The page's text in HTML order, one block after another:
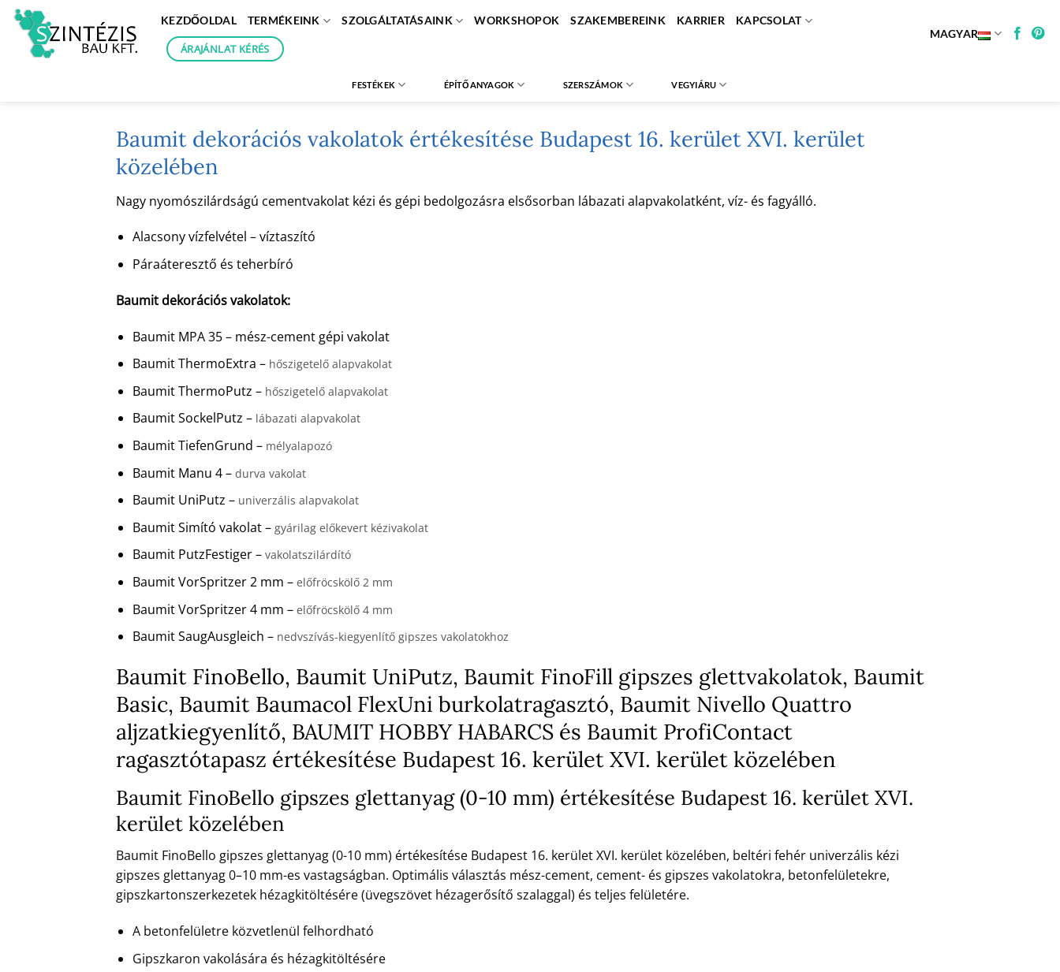
Skip
content
KEZDŐOLDAL TERMÉKEINK SZOLGÁLTATÁSAINK WORKSHOPOK SZAKEMBEREINK KARRIER KAPCSOLAT
ÁRAJÁNLAT KÉRÉS
MAGYAR
FESTÉKEK ÉPÍTŐANYAGOK SZERSZÁMOK VEGYIÁRU
Baumit dekorációs vakolatok értékesítése Budapest 16. kerület XVI. kerület
közelében
Nagy nyomószilárdságú cementvakolat kézi és gépi bedolgozásra elsősorban lábazati alapvakolatként, víz- és fagyálló.
Alacsony vízfelvétel – víztaszító
Páraáteresztő és teherbíró
Baumit dekorációs vakolatok:
Baumit MPA 35 – mész-cement gépi vakolat
Baumit ThermoExtra – hőszigetelő alapvakolat
Baumit ThermoPutz – hőszigetelő alapvakolat
Baumit SockelPutz – lábazati alapvakolat
Baumit TiefenGrund – mélyalapozó
Baumit Manu 4 – durva vakolat
Baumit UniPutz – univerzális alapvakolat
Baumit Simító vakolat – gyárilag előkevert kézivakolat
Baumit PutzFestiger – vakolatszilárdító
Baumit VorSpritzer 2 mm – előfröcskölő 2 mm
Baumit VorSpritzer 4 mm – előfröcskölő 4 mm
Baumit SaugAusgleich – nedvszívás-kiegyenlítő gipszes vakolatokhoz
Baumit FinoBello, Baumit UniPutz, Baumit FinoFill gipszes glettvakolatok, Baumit
Basic, Baumit Baumacol FlexUni burkolatragasztó, Baumit Nivello Quattro
aljzatkiegyenlítő, BAUMIT HOBBY HABARCS és Baumit ProfiContact
ragasztótapasz értékesítése Budapest 16. kerület XVI. kerület közelében
Baumit FinoBello gipszes glettanyag (0-10 mm) értékesítése Budapest 16. kerület XVI.
kerület közelében
Baumit FinoBello gipszes glettanyag (0-10 mm) értékesítése Budapest 16. kerület XVI. kerület közelében, beltéri fehér univerzális kézi
gipszes glettanyag 0–10 mm-es vastagságban. Optimális választás mész-cement, cement- és gipszes vakolatokra, betonfelületekre,
gipszkartonszerkezetek hézagkitöltésére (üvegszövet hézagerősítő szalaggal) és teljes felületére.
A betonfelületre közvetlenül felhordható
Gipszkaron vakolására és hézagkitöltésére